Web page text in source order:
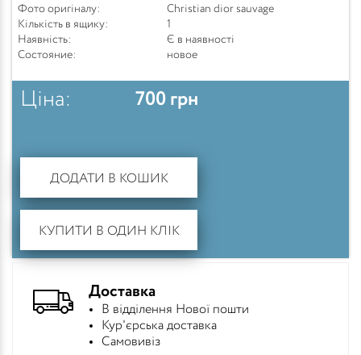
Фото оригіналу:
Christian dior sauvage
Кількість в ящику:
1
Наявність:
Є в наявності
Состояние:
новое
Ціна: 700 грн
ДОДАТИ В КОШИК
КУПИТИ В ОДИН КЛІК
Доставка
В відділення Нової пошти
Кур'єрська доставка
Самовивіз